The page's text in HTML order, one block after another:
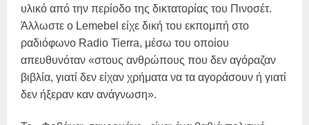
υλικό από την περίοδο της δικτατορίας του Πινοσέτ.
Άλλωστε ο Lemebel είχε δική του εκπομπή στο
ραδιόφωνο Radio Tierra, μέσω του οποίου
απευθυνόταν «στους ανθρώπους που δεν αγόραζαν
βιβλία, γιατί δεν είχαν χρήματα να τα αγοράσουν ή γιατί
δεν ήξεραν καν ανάγνωση».